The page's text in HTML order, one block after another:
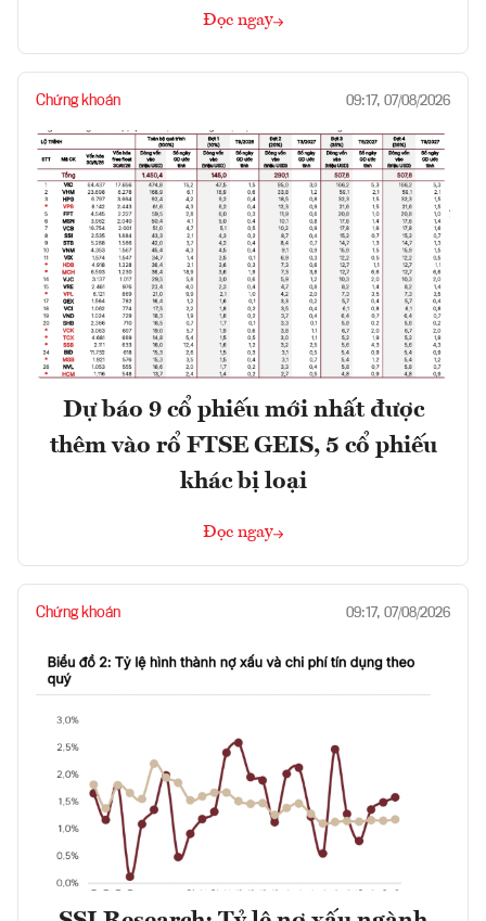
Đọc ngay
Chứng khoán 09:17, 07/08/2026
Dự báo 9 cổ phiếu mới nhất được
thêm vào rổ FTSE GEIS, 5 cổ phiếu
khác bị loại
Đọc ngay
Chứng khoán 09:17, 07/08/2026